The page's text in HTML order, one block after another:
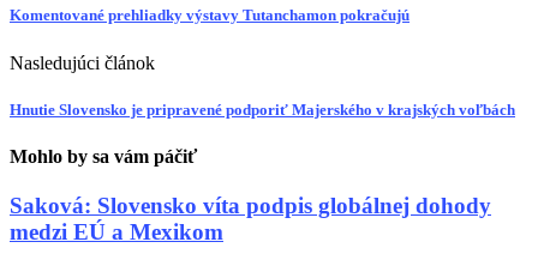
Komentované prehliadky výstavy Tutanchamon pokračujú
Nasledujúci článok
Hnutie Slovensko je pripravené podporiť Majerského v krajských voľbách
Mohlo by sa vám páčiť
Saková: Slovensko víta podpis globálnej dohody
medzi EÚ a Mexikom